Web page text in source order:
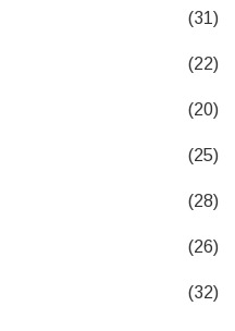
(31)
(22)
(20)
(25)
(28)
(26)
(32)